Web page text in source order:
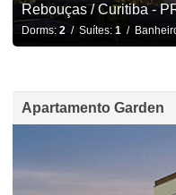
Rebouças / Curitiba -
Dorms: 2/ Suítes: 1/
Apartamento Garden